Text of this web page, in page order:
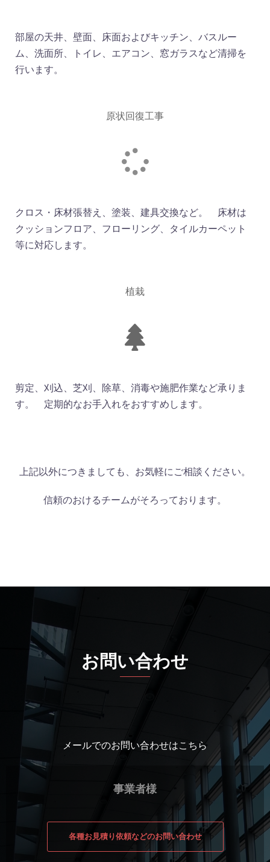
部屋の天井、壁面、床面およびキッチン、バスルー
ム、洗面所、トイレ、エアコン、窓ガラスなど清掃を
行います。
原状回復工事
クロス・床材張替え、塗装、建具交換など。 床材は
クッションフロア、フローリング、タイルカーペット
等に対応します。
植栽
剪定、刈込、芝刈、除草、消毒や施肥作業など承りま
す。 定期的なお手入れをおすすめします。
上記以外につきましても、お気軽にご相談ください。
信頼のおけるチームがそろっております。
お問い合わせ
メールでのお問い合わせはこちら
事業者様
各種お見積り依頼などのお問い合わせ